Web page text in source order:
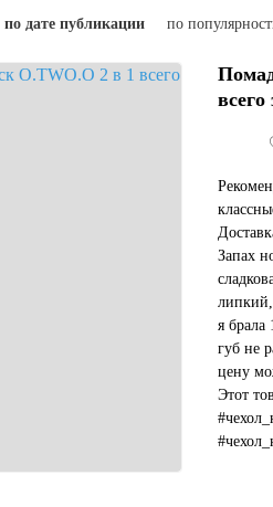
по дате публикации по
всего
Запах
я брала
губ не
цену
Этот